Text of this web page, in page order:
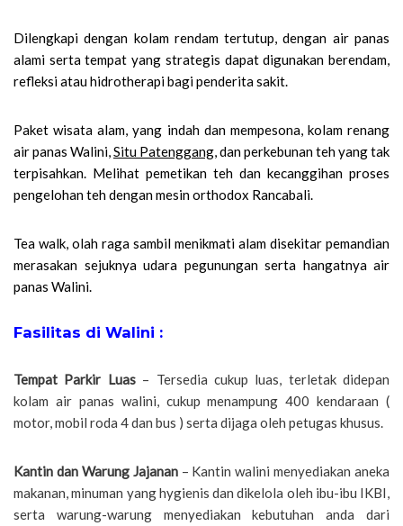
Dilengkapi dengan kolam rendam tertutup, dengan air panas
alami serta tempat yang strategis dapat digunakan berendam,
refleksi atau hidrotherapi bagi penderita sakit.
Paket wisata alam, yang indah dan mempesona, kolam renang
air panas Walini,Situ Patenggang, dan perkebunan teh yang tak
terpisahkan. Melihat pemetikan teh dan kecanggihan proses
pengelohan teh dengan mesin orthodox Rancabali.
Tea walk, olah raga sambil menikmati alam disekitar pemandian
merasakan sejuknya udara pegunungan serta hangatnya air
panas Walini.
Fasilitas di Walini :
Tempat Parkir Luas– Tersedia cukup luas, terletak didepan
kolam air panas walini, cukup menampung 400 kendaraan (
motor, mobil roda 4 dan bus ) serta dijaga oleh petugas khusus.
Kantin dan Warung Jajanan– Kantin walini menyediakan aneka
makanan, minuman yang hygienis dan dikelola oleh ibu-ibu IKBI,
serta warung-warung menyediakan kebutuhan anda dari